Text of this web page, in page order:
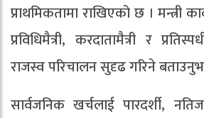
प्राथमिकतामा राखिएको छ । मन्त्री
प्रविधिमैत्री, करदातामैत्री र
राजस्व परिचालन सुदृढ गरिने
सार्वजनिक खर्चलाई पारदर्शी,